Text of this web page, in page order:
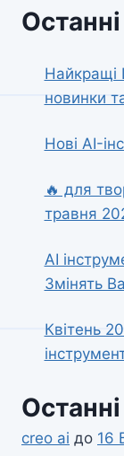
Останні
Найкращі
новинки
Нові AI-
🔥 для
травня
AI
Змінять
Квітень
creo ai до 16